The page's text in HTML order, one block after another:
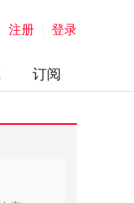
注册 登录
订阅